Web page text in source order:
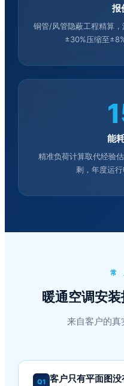
报
铜管/风管隐蔽工程精算
±30%压缩至
能
精准负荷计算取代经验
剩，年度运行
常
暖通空调安
来自客户的真
Q1 客户只有平面图